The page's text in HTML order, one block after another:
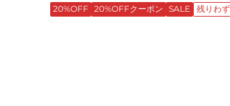
20%OFF 20%OFFクーポン SALE 残りわ